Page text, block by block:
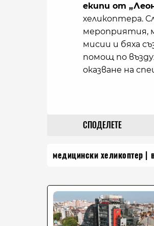
екипи от
хеликоптера.
мероприятия,
мисии и бяха
помощ по
оказване на
СПОДЕЛЕТЕ
медицински хеликоптер